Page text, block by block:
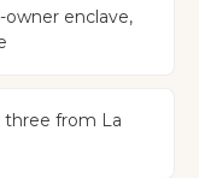
owner enclave,
three from La